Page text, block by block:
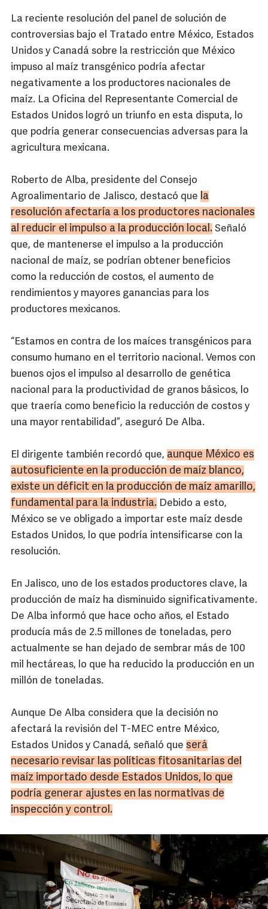
La reciente resolución del panel de solución de
controversias bajo el Tratado entre México, Estados
Unidos y Canadá sobre la restricción que México
impuso al maíz transgénico podría afectar
negativamente a los productores nacionales de
maíz. La Oficina del Representante Comercial de
Estados Unidos logró un triunfo en esta disputa, lo
que podría generar consecuencias adversas para la
agricultura mexicana.
Roberto de Alba, presidente del Consejo
Agroalimentario de Jalisco, destacó que la
resolución afectaría a los productores nacionales
al reducir el impulso a la producción local. Señaló
que, de mantenerse el impulso a la producción
nacional de maíz, se podrían obtener beneficios
como la reducción de costos, el aumento de
rendimientos y mayores ganancias para los
productores mexicanos.
“Estamos en contra de los maíces transgénicos para
consumo humano en el territorio nacional. Vemos con
buenos ojos el impulso al desarrollo de genética
nacional para la productividad de granos básicos, lo
que traería como beneficio la reducción de costos y
una mayor rentabilidad”, aseguró De Alba.
El dirigente también recordó que, aunque México es
autosuficiente en la producción de maíz blanco,
existe un déficit en la producción de maíz amarillo,
fundamental para la industria. Debido a esto,
México se ve obligado a importar este maíz desde
Estados Unidos, lo que podría intensificarse con la
resolución.
En Jalisco, uno de los estados productores clave, la
producción de maíz ha disminuido significativamente.
De Alba informó que hace ocho años, el Estado
producía más de 2.5 millones de toneladas, pero
actualmente se han dejado de sembrar más de 100
mil hectáreas, lo que ha reducido la producción en un
millón de toneladas.
Aunque De Alba considera que la decisión no
afectará la revisión del T-MEC entre México,
Estados Unidos y Canadá, señaló que será
necesario revisar las políticas fitosanitarias del
maíz importado desde Estados Unidos, lo que
podría generar ajustes en las normativas de
inspección y control.